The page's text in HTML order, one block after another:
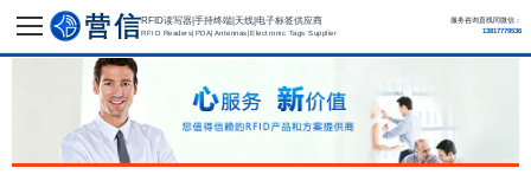
RFID读写器|手持终端|天线|电子标签供应商
RFID Readers|PDA|Antennas|Electronic Tags Supplier
服务咨询直线同微信：
13817779536